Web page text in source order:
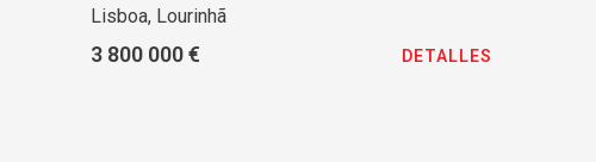
Lisboa, Lourinhã
3 800 000 € DETALLES